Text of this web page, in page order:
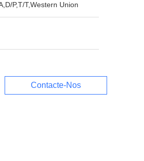
P,T/T,Western Union
Contacte-Nos